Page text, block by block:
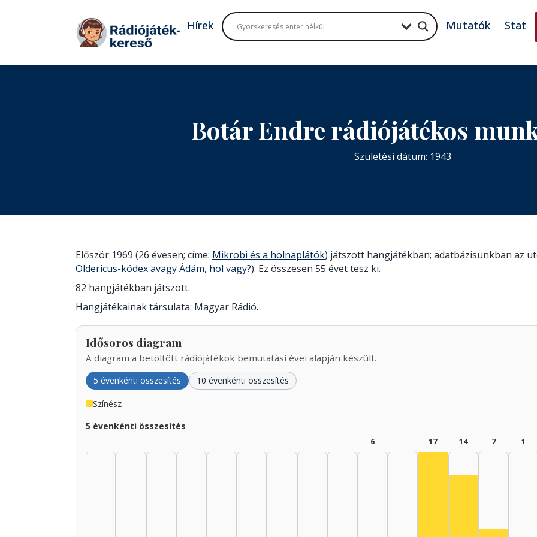
Tovább a tartalomhoz
Hírek Mutatók Stat
Botár Endre rádiójátékos
Születési dátum: 1943
Először 1969 (26 évesen; címe: Mikrobi és a holnaplátók) játszott hangjátékban; adatbázisunkban az
Oldericus-kódex avagy Ádám, hol vagy?). Ez összesen 55 évet tesz ki.
82 hangjátékban játszott.
Hangjátékainak társulata: Magyar Rádió.
Idősoros diagram
A diagram a betöltött rádiójátékok bemutatási évei alapján készült.
5 évenkénti összesítés 10 évenkénti összesítés
Színész
5 évenkénti összesítés
6 17 14 7 1